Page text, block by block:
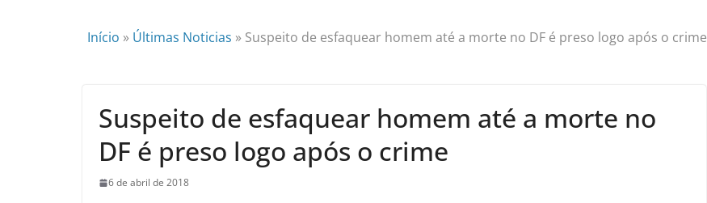
Início » Últimas Noticias » Suspeito de esfaquear homem até a morte no DF é preso logo após o crime
Suspeito de esfaquear homem até a morte no
DF é preso logo após o crime
6 de abril de 2018